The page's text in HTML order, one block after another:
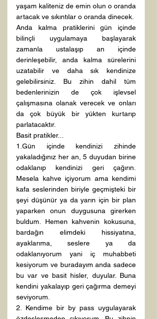
yaşam kaliteniz de emin olun o oranda
artacak ve sıkıntılar o oranda dinecek.
Anda kalma pratiklerini gün içinde
bilinçli uygulamaya başlayarak
zamanla ustalaşıp an içinde
derinleşebilir, anda kalma sürelerini
uzatabilir ve daha sık kendinize
gelebilirsiniz. Bu zihin dahil tüm
bedenlerinizin de çok işlevsel
çalışmasına olanak verecek ve onları
da çok büyük bir yükten kurtarıp
parlatacaktır.
Basit pratikler...
1.Gün içinde kendinizi zihinde
yakaladığınız her an, 5 duyudan birine
odaklanıp kendinizi geri çağırın.
Mesela kahve içiyorum ama kendimi
kafa seslerinden biriyle geçmişteki bir
şeyi düşünür ya da yarın için bir plan
yaparken onun duygusuna girerken
buldum. Hemen kahvenin kokusuna,
bardağın elimdeki hissiyatına,
ayaklarıma, seslere ya da
odaklanıyorum yani iç muhabbeti
kesiyorum ve buradayım anda sadece
bu var ve basit hisler, duyular. Buna
kendini yakalayıp geri çağırma demeyi
seviyorum.
2. Kendime bir by pass uygulayarak